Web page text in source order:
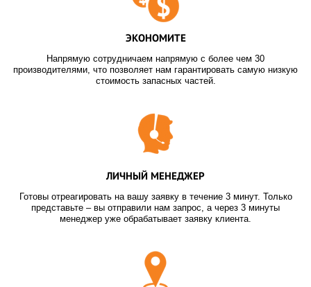
ЭКОНОМИТЕ
Напрямую сотрудничаем напрямую с более чем 30
производителями, что позволяет нам гарантировать самую низкую
стоимость запасных частей.
ЛИЧНЫЙ МЕНЕДЖЕР
Готовы отреагировать на вашу заявку в течение 3 минут. Только
представьте – вы отправили нам запрос, а через 3 минуты
менеджер уже обрабатывает заявку клиента.